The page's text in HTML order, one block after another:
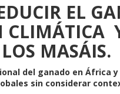
EL
CLIMÁTICA
MASÁIS.
del ganado en África
sin considerar